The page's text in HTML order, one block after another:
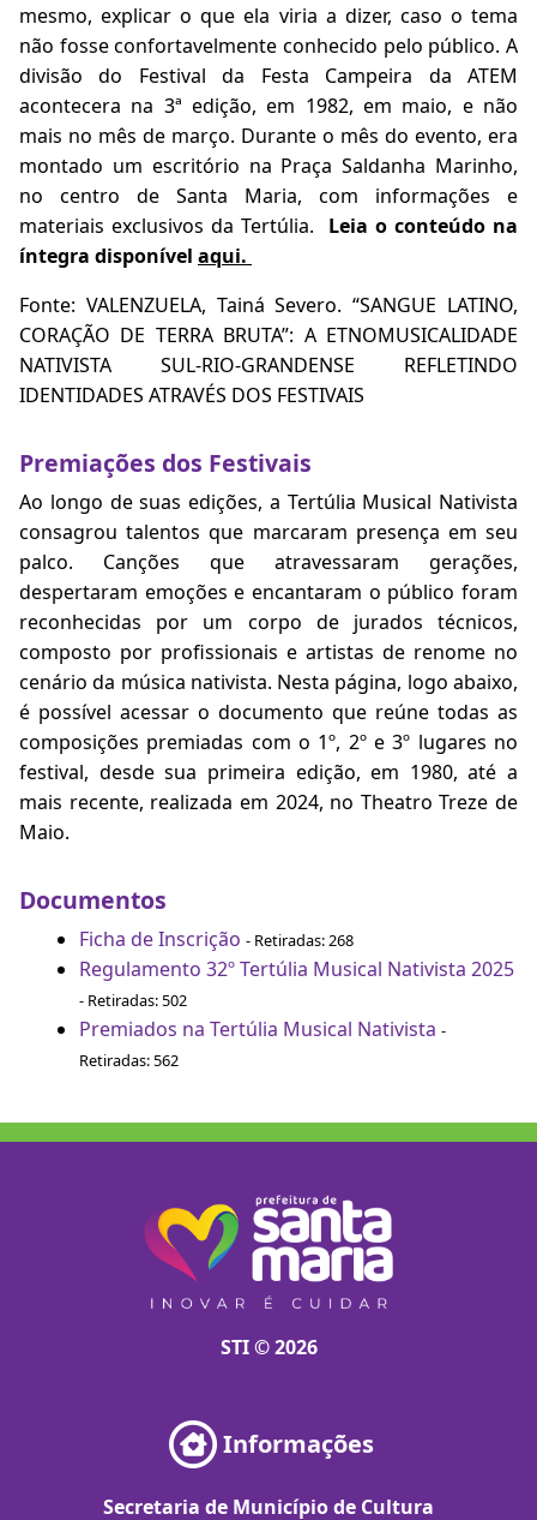
mesmo, explicar o que ela viria a dizer, caso o tema
não fosse confortavelmente conhecido pelo público. A
divisão do Festival da Festa Campeira da ATEM
acontecera na 3ª edição, em 1982, em maio, e não
mais no mês de março. Durante o mês do evento, era
montado um escritório na Praça Saldanha Marinho,
no centro de Santa Maria, com informações e
materiais exclusivos da Tertúlia. Leia o conteúdo na
íntegra disponível aqui.
Fonte: VALENZUELA, Tainá Severo.“SANGUE LATINO,
CORAÇÃO DE TERRA BRUTA”: A ETNOMUSICALIDADE
NATIVISTA SUL-RIO-GRANDENSE REFLETINDO
IDENTIDADES ATRAVÉS DOS FESTIVAIS
Premiações dos Festivais
Ao longo de suas edições, a Tertúlia Musical Nativista
consagrou talentos que marcaram presença em seu
palco. Canções que atravessaram gerações,
despertaram emoções e encantaram o público foram
reconhecidas por um corpo de jurados técnicos,
composto por profissionais e artistas de renome no
cenário da música nativista. Nesta página, logo abaixo,
é possível acessar o documento que reúne todas as
composições premiadas com o 1º, 2º e 3º lugares no
festival, desde sua primeira edição, em 1980, até a
mais recente, realizada em 2024, no Theatro Treze de
Maio.
Documentos
Ficha de Inscrição - Retiradas: 268
Regulamento 32º Tertúlia Musical Nativista 2025
- Retiradas: 502
Premiados na Tertúlia Musical Nativista -
Retiradas: 562
STI © 2026
Informações
Secretaria de Município de Cultura